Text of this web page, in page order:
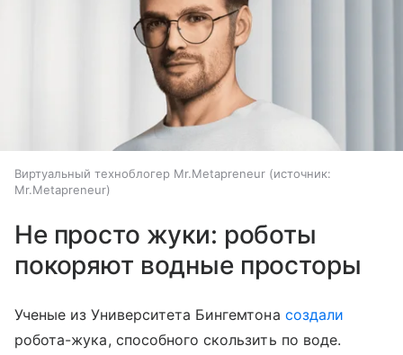
Виртуальный техноблогер Mr.Metapreneur
источник:
Mr.Metapreneur
Не просто жуки: роботы
покоряют водные просторы
Ученые из Университета Бингемтона создали
робота-жука, способного скользить по воде.